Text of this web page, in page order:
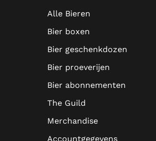
Alle Bieren
Bier boxen
Bier geschenkdozen
Bier proeverijen
Bier abonnementen
The Guild
Merchandise
Accountgegevens